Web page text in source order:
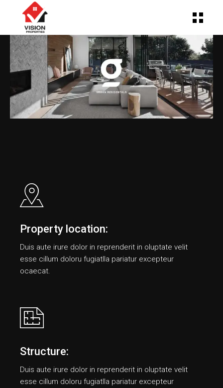
Property location:
Duis aute irure dolor in reprenderit in oluptate velit
esse cillum doloru fugiatlla pariatur еxcepteur
ocaecat.
Structure:
Duis aute irure dolor in reprenderit in oluptate velit
esse cillum doloru fugiatlla pariatur еxcepteur